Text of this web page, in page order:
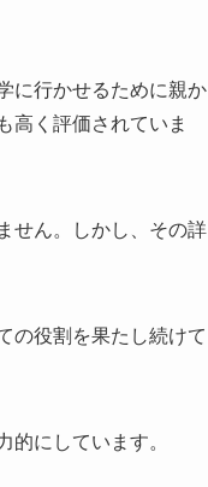
に行かせるために親か
高く評価されていま
せん。しかし、その詳
の役割を果たし続けて
にしています。